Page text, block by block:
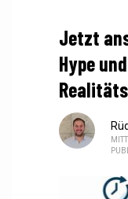
Jetzt
Hype